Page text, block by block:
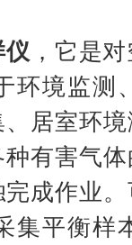
，它是
环境监测
居室环
有害气
成作业
集平衡样